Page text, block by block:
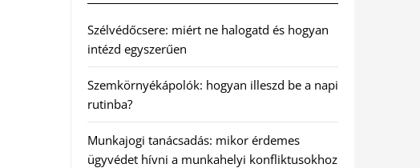
Szélvédőcsere: miért ne halogatd és hogyan
intézd egyszerűen
Szemkörnyékápolók: hogyan illeszd be a napi
rutinba?
Munkajogi tanácsadás: mikor érdemes
ügyvédet hívni a munkahelyi konfliktusokhoz